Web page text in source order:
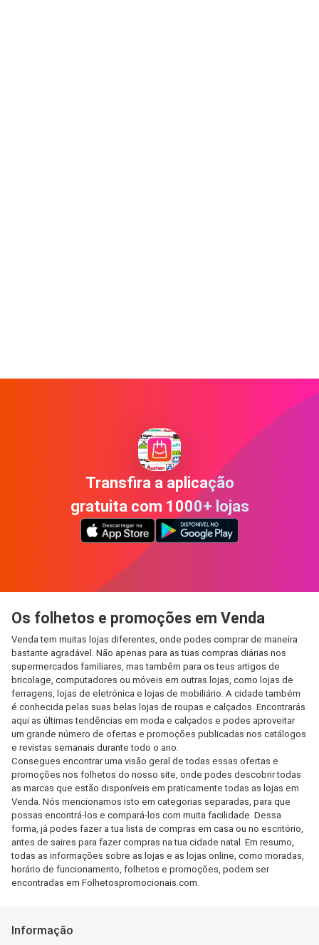
Transfira a aplicação
gratuita com 1000+ lojas
Os folhetos e promoções em Venda
Venda tem muitas lojas diferentes, onde podes comprar de maneira
bastante agradável. Não apenas para as tuas compras diárias nos
supermercados familiares, mas também para os teus artigos de
bricolage, computadores ou móveis em outras lojas, como lojas de
ferragens, lojas de eletrónica e lojas de mobiliário. A cidade também
é conhecida pelas suas belas lojas de roupas e calçados. Encontrarás
aqui as últimas tendências em moda e calçados e podes aproveitar
um grande número de ofertas e promoções publicadas nos catálogos
e revistas semanais durante todo o ano.
Consegues encontrar uma visão geral de todas essas ofertas e
promoções nos folhetos do nosso site, onde podes descobrir todas
as marcas que estão disponíveis em praticamente todas as lojas em
Venda. Nós mencionamos isto em categorias separadas, para que
possas encontrá-los e compará-los com muita facilidade. Dessa
forma, já podes fazer a tua lista de compras em casa ou no escritório,
antes de saires para fazer compras na tua cidade natal. Em resumo,
todas as informações sobre as lojas e as lojas online, como moradas,
horário de funcionamento, folhetos e promoções, podem ser
encontradas em Folhetospromocionais.com.
Informação